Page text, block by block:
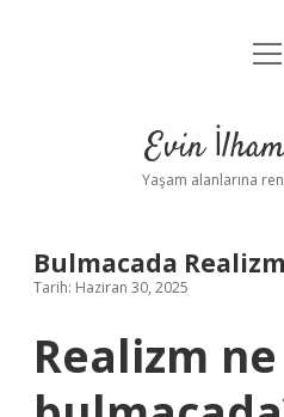
Yasal
Evin
Yaşam alanlarına
Bulmacada
Tarih: Haziran 30, 2025
Realizm